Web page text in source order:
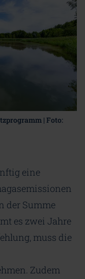
| Foto:
eine
der Summe
es zwei Jahre
muss die
Zudem